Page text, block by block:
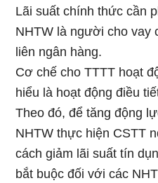
Lãi suất chính thức cần
NHTW là người cho vay
liên ngân hàng.
Cơ chế cho TTTT hoạt
hiểu là hoạt động điều
Theo đó, để tăng động
NHTW thực hiện CSTT
cách giảm lãi suất tín
bắt buộc đối với các